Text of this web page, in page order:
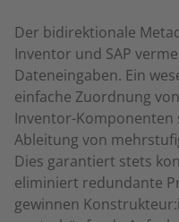
Der bidirektionale
Inventor und SAP
Dateneingaben. Ein
einfache Zuordnung
Inventor-Komponenten
Ableitung von
Dies garantiert stets
eliminiert redundante
gewinnen